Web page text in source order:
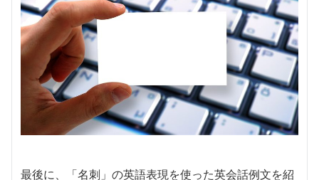
最後に、「名刺」の英語表現を使った英会話例文を紹